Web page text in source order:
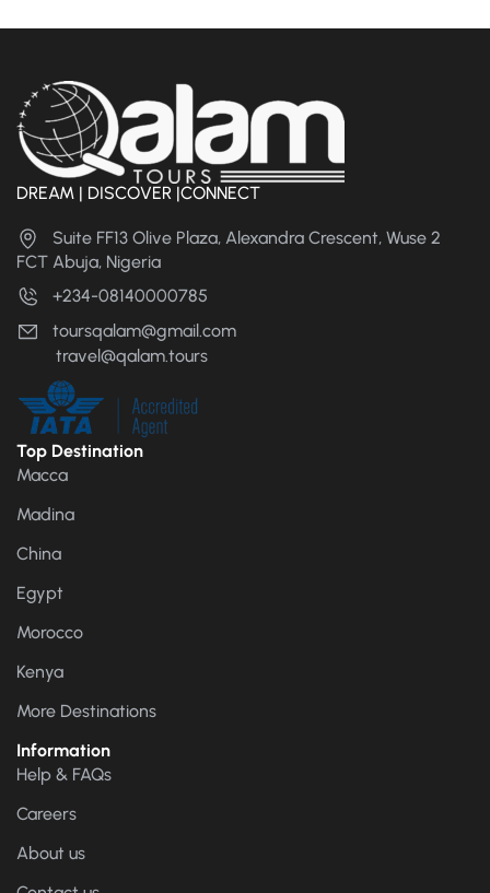
DREAM | DISCOVER |CONNECT
Suite FF13 Olive Plaza, Alexandra Crescent, Wuse 2
FCT Abuja, Nigeria
+234-08140000785
toursqalam@gmail.com
travel@qalam.tours
Top Destination
Macca
Madina
China
Egypt
Morocco
Kenya
More Destinations
Information
Help & FAQs
Careers
About us